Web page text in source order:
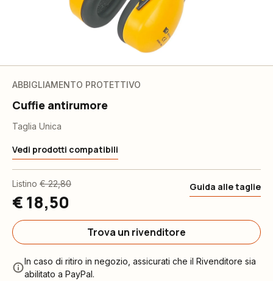
ABBIGLIAMENTO PROTETTIVO
Cuffie antirumore
Taglia Unica
Vedi prodotti compatibili
Listino € 22,80
€ 18,50
Guida alle taglie
Trova un rivenditore
In caso di ritiro in negozio, assicurati che il Rivenditore sia
abilitato a PayPal.